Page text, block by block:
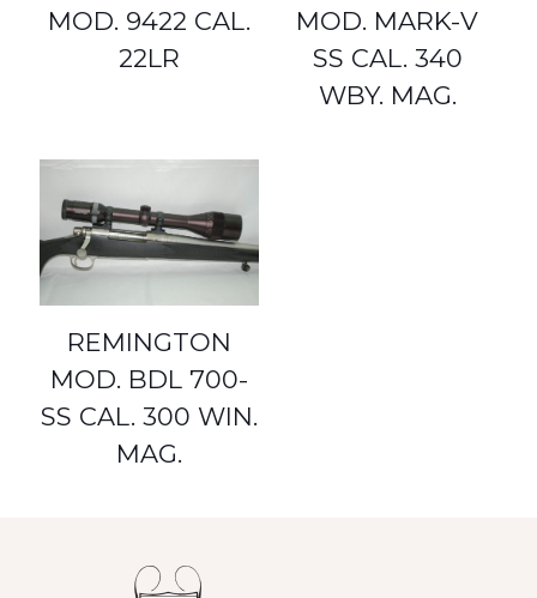
MOD. 9422 CAL.
22LR
MOD. MARK-V
SS CAL. 340
WBY. MAG.
REMINGTON
MOD. BDL 700-
SS CAL. 300 WIN.
MAG.